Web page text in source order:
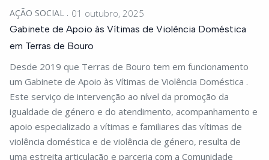
AÇÃO SOCIAL 01 outubro, 2025
Gabinete de Apoio às Vítimas de Violência Doméstica
em Terras de Bouro
Desde 2019 que Terras de Bouro tem em funcionamento
um Gabinete de Apoio às Vítimas de Violência Doméstica .
Este serviço de intervenção ao nível da promoção da
igualdade de género e do atendimento, acompanhamento e
apoio especializado a vítimas e familiares das vítimas de
violência doméstica e de violência de género, resulta de
uma estreita articulação e parceria com a Comunidade